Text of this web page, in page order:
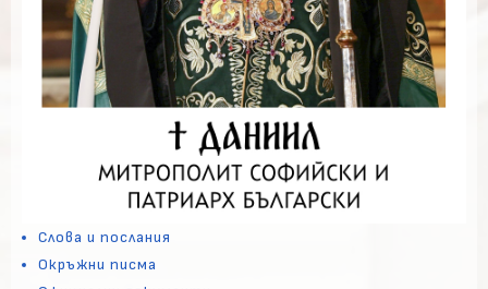
Слова и послания
Окръжни писма